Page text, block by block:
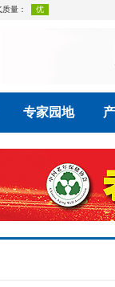
专家园地